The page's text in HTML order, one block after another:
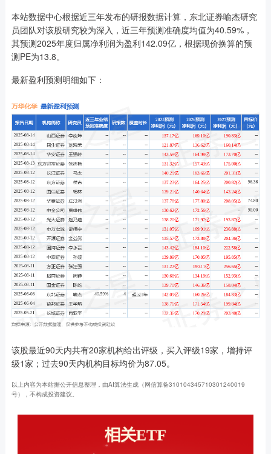
本站数据中心根据近三年发布的研报数据计算，东北证券喻杰研究
员团队对该股研究较为深入，近三年预测准确度均值为40.59%，
其预测2025年度归属净利润为盈利142.09亿，根据现价换算的预
测PE为13.8。
最新盈利预测明细如下：
该股最近90天内共有20家机构给出评级，买入评级19家，增持评
级1家；过去90天内机构目标均价为87.05。
以上内容为本站据公开信息整理，由AI算法生成（网信算备310104345710301240019
号），不构成投资建议。